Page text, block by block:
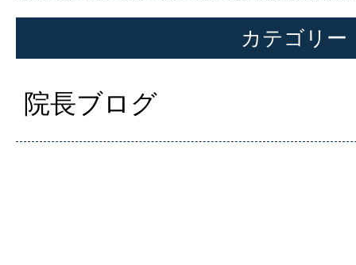
カテゴリー
院長ブログ